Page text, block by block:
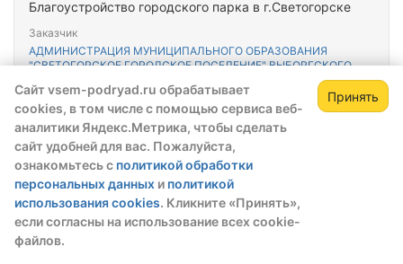
Сайт vsem-podryad.ru обрабатывает
cookies, в том числе с помощью сервиса веб-
аналитики Яндекс.Метрика, чтобы сделать
сайт удобней для вас. Пожалуйста,
ознакомьтесь с политикой обработки
персональных данных и политикой
использования cookies. Кликните «Принять»,
если согласны на использование всех cookie-
файлов.
Принять
Благоустройство городского парка в г.Светогорске
Заказчик
АДМИНИСТРАЦИЯ МУНИЦИПАЛЬНОГО ОБРАЗОВАНИЯ
"СВЕТОГОРСКОЕ ГОРОДСКОЕ ПОСЕЛЕНИЕ" ВЫБОРГСКОГО
Закупка
№░░45300017222000░░░
Окончательная цена
16 700 000,00 ₽
Победитель выбран:18.04.2022